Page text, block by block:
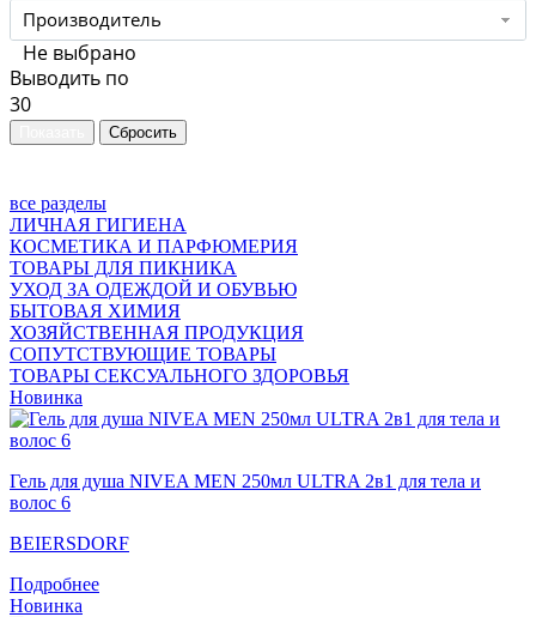
Производитель
Не выбрано
Выводить по
30
все разделы
ЛИЧНАЯ ГИГИЕНА
КОСМЕТИКА И ПАРФЮМЕРИЯ
ТОВАРЫ ДЛЯ ПИКНИКА
УХОД ЗА ОДЕЖДОЙ И ОБУВЬЮ
БЫТОВАЯ ХИМИЯ
ХОЗЯЙСТВЕННАЯ ПРОДУКЦИЯ
СОПУТСТВУЮЩИЕ ТОВАРЫ
ТОВАРЫ СЕКСУАЛЬНОГО ЗДОРОВЬЯ
Новинка
Гель для душа NIVEA MEN 250мл ULTRA 2в1 для тела и
волос 6
BEIERSDORF
Подробнее
Новинка